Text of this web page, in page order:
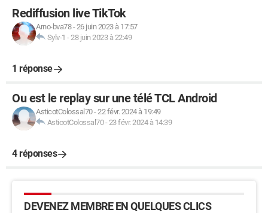
Rediffusion live TikTok
Arno-bva78-26 juin 2023 à 17:57
Sylv-1 -28 juin 2023 à 22:49
1 réponse
Ou est le replay sur une télé TCL Android
AsticotColossal70-22 févr. 2024 à 19:49
AsticotColossal70-23 févr. 2024 à 14:39
4 réponses
DEVENEZ MEMBRE EN QUELQUES CLICS